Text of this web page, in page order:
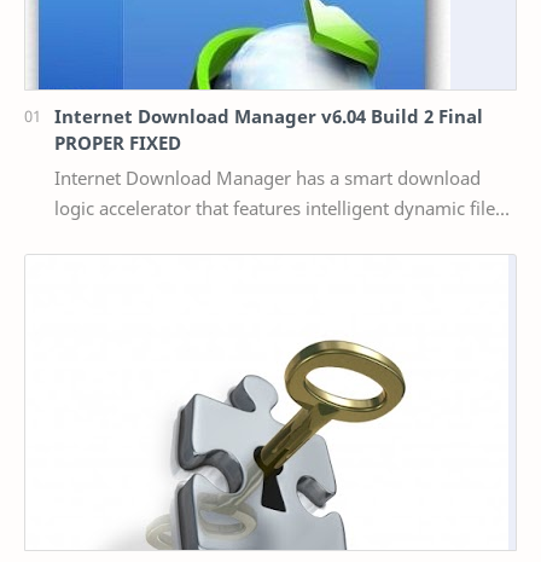
Internet Download Manager v6.04 Build 2 Final
PROPER FIXED
Internet Download Manager has a smart download
logic accelerator that features intelligent dynamic file